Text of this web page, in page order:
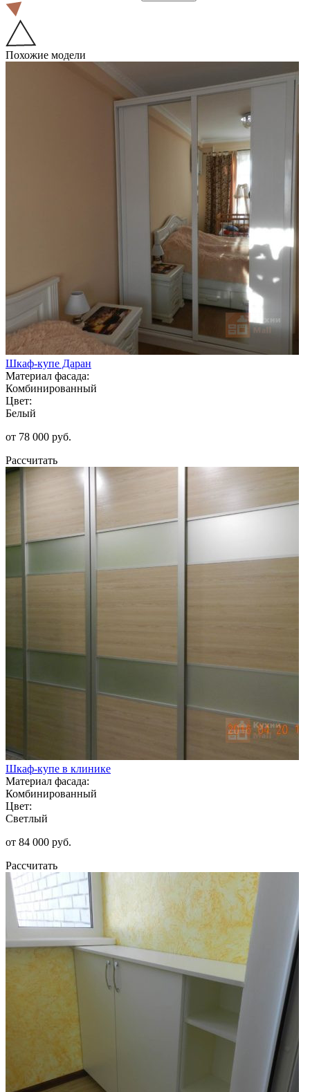
Похожие модели
Шкаф-купе Даран
Материал фасада:
Комбинированный
Цвет:
Белый
от 78 000 руб.
Рассчитать
Шкаф-купе в клинике
Материал фасада:
Комбинированный
Цвет:
Светлый
от 84 000 руб.
Рассчитать